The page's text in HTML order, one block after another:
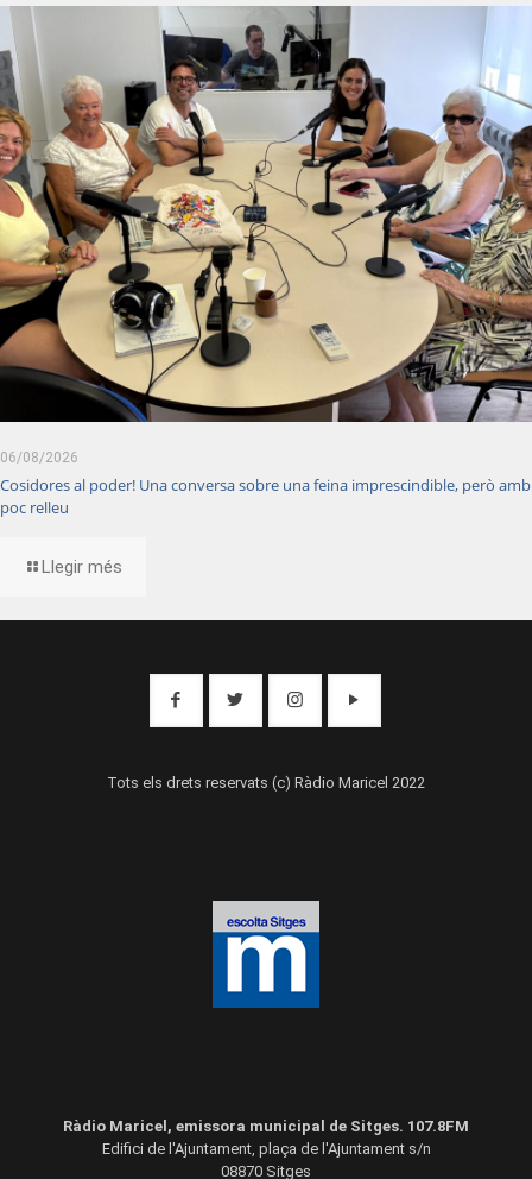
06/08/2026
Cosidores al poder! Una conversa sobre una feina imprescindible, però amb
poc relleu
Llegir més
Tots els drets reservats (c) Ràdio Maricel 2022
Ràdio Maricel, emissora municipal de Sitges. 107.8FM
Edifici de l'Ajuntament, plaça de l'Ajuntament s/n
08870 Sitges